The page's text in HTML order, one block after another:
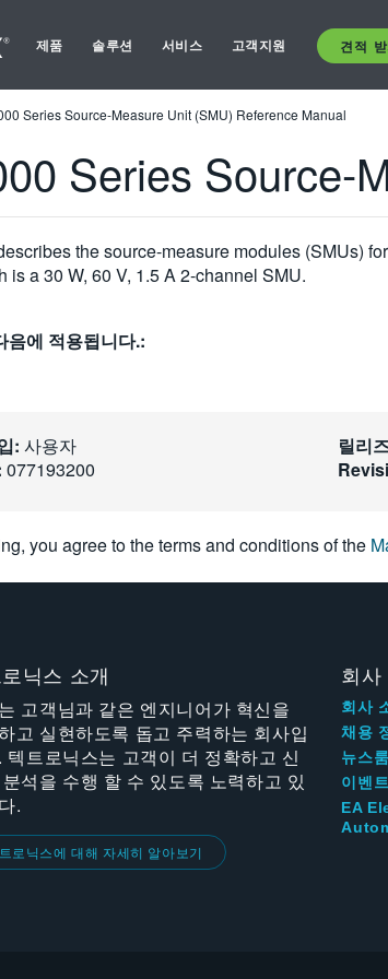
제품 솔루션 서비스 고객지원 견적
Series Source-Measure Unit (SMU) Reference Manual
Series Source-
the source-measure modules (SMUs)
is a 30 W, 60 V, 1.5 A 2-channel SMU.
음에 적용됩니다.:
: 사용자
077193200
릴리
you agree to the terms and conditions of the
닉스 소개
고객님과 같은 엔지니어가 혁신을
고 실현하도록 돕고 주력하는 회사입
텍트로닉스는 고객이 더 정확하고 신
석을 수행 할 수 있도록 노력하고 있
.
로닉스에 대해 자세히 알아보기
회사
회사
채용
뉴스룸
이벤트
EA